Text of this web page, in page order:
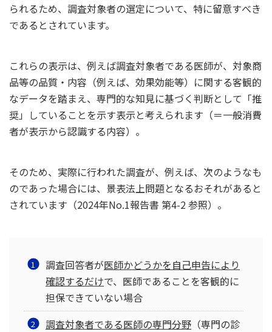
られるため、調査対象者の選定について、特に留意すべき
であるとされています。
これらの表示は、例えば調査対象者である医師が、対象商
品等の品質・内容（例えば、効果効能等）に関する客観的
なデータを踏まえ、専門的な知見に基づく判断として「推
奨」していることを示す表示と考えられます（＝一般消費
者が表示から認識する内容）。
そのため、実際に行われた調査が、例えば、次のようなも
のであった場合には、景表法上問題となるおそれがあると
されています（2024年No.1報告書 第4-2 参照）。
調査回答者が医師かどうかを自己申告により
確認するだけで、医師であることを客観的に
担保できていない場合
調査対象者である医師の専門分野 （専門の診